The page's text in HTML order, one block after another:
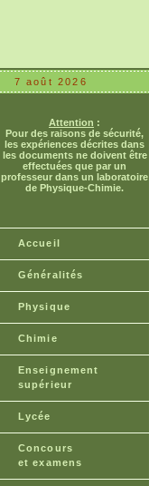
7 août 2026
Attention :
Pour des raisons de sécurité,
les expériences décrites dans
les documents ne doivent être
effectuées que par un
professeur dans un laboratoire
de Physique-Chimie.
Accueil
Généralités
Physique
Chimie
Enseignement
supérieur
Lycée
Concours
et examens